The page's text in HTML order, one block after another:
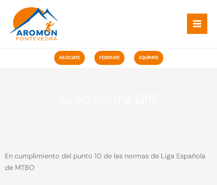
contido
ASÓCIATE FEDERATE EQUÍPATE
En cumplimiento del punto 10 de las normas de Liga Española
de MTBO